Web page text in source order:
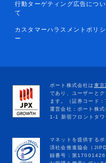
行動ターゲティング広告につい
て
カスタマーハラスメントポリシ
ー